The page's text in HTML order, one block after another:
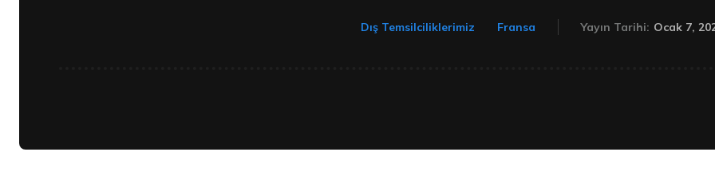
Dış Temsilciliklerimiz Fransa Yayın Tarihi: Ocak 7,